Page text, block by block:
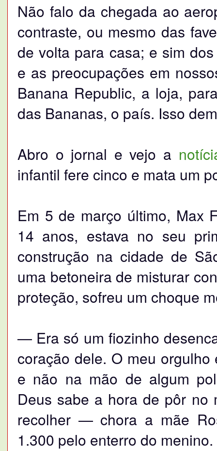
Não falo da chegada ao
contraste, ou mesmo das
de volta para casa; e sim
e as preocupações em
Banana Republic, a loja,
das Bananas, o país. Isso
Abro o jornal e vejo a
infantil fere cinco e mata um
Em 5 de março último, Max
14 anos, estava no seu
construção na cidade de
uma betoneira de misturar
proteção, sofreu um choque
— Era só um fiozinho
coração dele. O meu
e não na mão de algum
Deus sabe a hora de pôr no
recolher — chora a mãe
1.300 pelo enterro do menino.